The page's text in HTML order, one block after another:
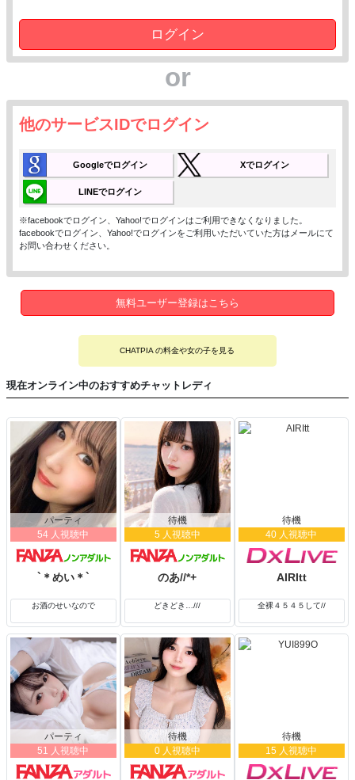
ログイン
or
他のサービスIDでログイン
Googleでログイン Xでログイン
LINEでログイン
※facebookでログイン、Yahoo!でログインはご利用できなくなりました。
facebookでログイン、Yahoo!でログインをご利用いただいていた方はメールにて
お問い合わせください。
無料ユーザー登録はこちら
CHATPIA の料金や女の子を見る
現在オンライン中のおすすめチャットレディ
パーティ
54 人視聴中
`＊めい＊`
お酒のせいなので
待機
5 人視聴中
のあ//*+
どきどき…///
待機
40 人視聴中
AIRItt
全裸４５４５して//
パーティ
51 人視聴中
待機
0 人視聴中
待機
15 人視聴中